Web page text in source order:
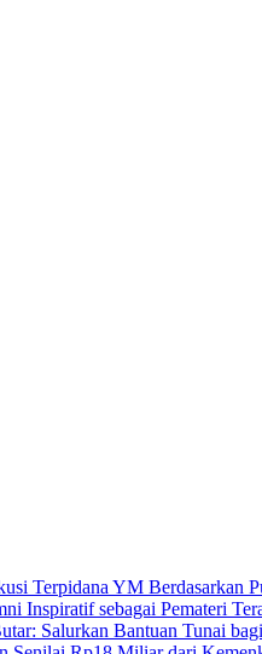
Terpidana YM Berdasarkan
Inspiratif sebagai Pemateri
Salurkan Bantuan Tunai